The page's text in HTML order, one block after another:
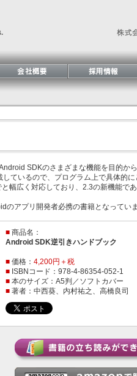
SDKのさまざまな機能を目的か
ているので、プログラム上で具体的に
幅広く対応しており、2.3の新機能で
アプリ開発者必携の書籍となっていま
■商品名：
Android SDK逆引きハンドブック
■価格： 4,200円＋税
■ISBNコード：978-4-86354-052-1
■本のサイズ：A5判／ソフトカバー
■著者：中西葵、内村祐之、高橋良司